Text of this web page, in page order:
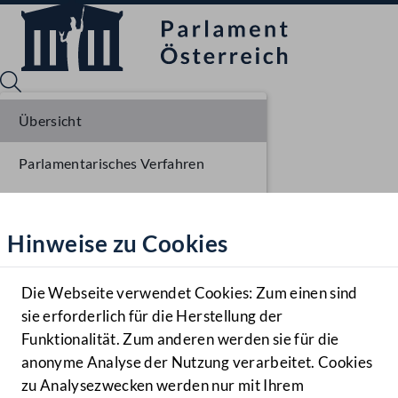
Hilfe
Benutzer
Navigationsmenü öffnen
MENÜ
Hinweise zu Cookies
Die Webseite verwendet Cookies: Zum einen sind
sie erforderlich für die Herstellung der
Funktionalität. Zum anderen werden sie für die
anonyme Analyse der Nutzung verarbeitet. Cookies
zu Analysezwecken werden nur mit Ihrem
Übersicht
Parlamentarisches Verfahren